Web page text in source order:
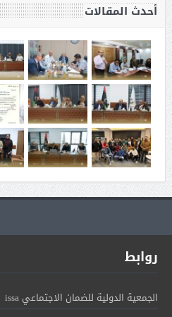
أحدث المقالات
روابط
الجمعية الدولية للضمان الاجتماعي issa